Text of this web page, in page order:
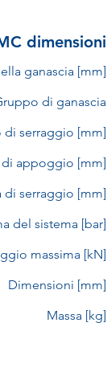
dimensioni
ganascia [mm]
di ganascia
di serraggio [mm]
di appoggio [mm]
di serraggio [mm]
del sistema [bar]
massima [kN]
Dimensioni [mm]
Massa [kg]